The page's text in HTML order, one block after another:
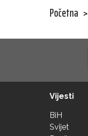
Početna >
Vijesti
BiH
Svijet